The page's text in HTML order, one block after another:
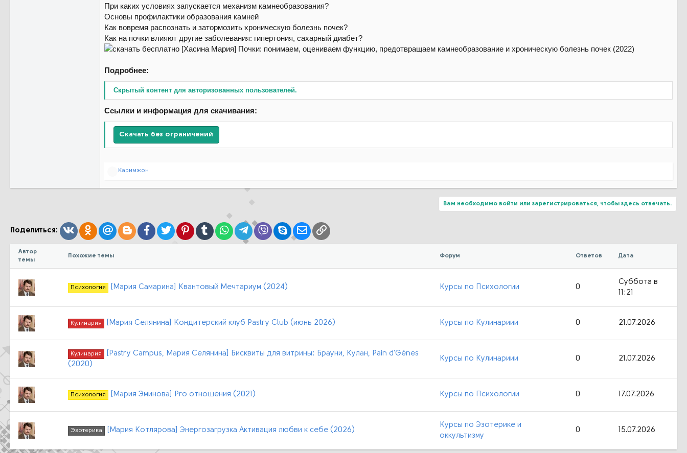
При каких условиях запускается механизм камнеобразования?
Основы профилактики образования камней
Как вовремя распознать и затормозить хроническую болезнь почек?
Как на почки влияют другие заболевания: гипертония, сахарный диабет?
Подробнее:
Скрытый контент для авторизованных пользователей.
Ссылки и информация для скачивания:
Скачать без ограничений
Р
:
Каримжон
Вам необходимо войти или зарегистрироваться, чтобы здесь отвечать.
Поделиться: ВконтактеОдноклассники
Mail.ruBloggerFacebook
TwitterPinterestTumblrWhatsAppTelegram
Viber SkypeЭлектронная почта
Ссылка
Автор
темы
Похожие темы Форум Ответов Дата
Психология [Мария Самарина] Квантовый Мечтариум (2024) Курсы по Психологии 0
Суббота в
11:21
Кулинария [Мария Селянина] Кондитерский клуб Pastry Club (июнь 2026) Курсы по Кулинариии 0 21.07.2026
Кулинария
[Pastry Campus, Мария Селянина] Бисквиты для витрины: Брауни, Кулан, Pain d'Génes
(2020)
Курсы по Кулинариии 0 21.07.2026
Психология [Мария Эминова] Pro отношения (2021) Курсы по Психологии 0 17.07.2026
Эзотерика [Мария Котлярова] Энергозагрузка Активация любви к себе (2026)
Курсы по Эзотерике и
оккультизму
0 15.07.2026